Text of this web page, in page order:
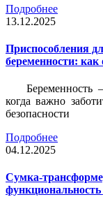
Подробнее
13.12.2025
Приспособления
беременности: как
когда важно
безопасности
Подробнее
04.12.2025
Сумка-